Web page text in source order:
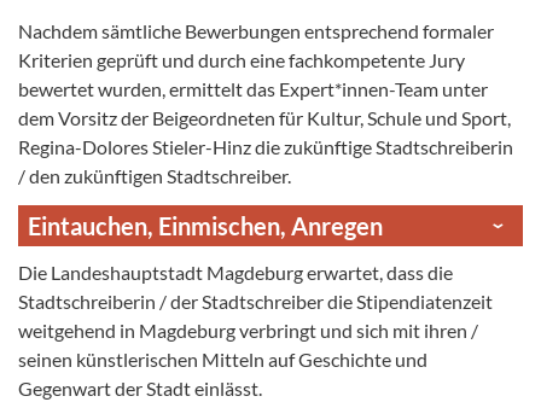
Nachdem sämtliche Bewerbungen entsprechend formaler
Kriterien geprüft und durch eine fachkompetente Jury
bewertet wurden, ermittelt das Expert*innen-Team unter
dem Vorsitz der Beigeordneten für Kultur, Schule und Sport,
Regina-Dolores Stieler-Hinz die zukünftige Stadtschreiberin
/ den zukünftigen Stadtschreiber.
Eintauchen, Einmischen, Anregen
Die Landeshauptstadt Magdeburg erwartet, dass die
Stadtschreiberin / der Stadtschreiber die Stipendiatenzeit
weit­gehend in Magdeburg verbringt und sich mit ihren /
seinen künstlerischen Mitteln auf Geschichte und
Gegenwart der Stadt einlässt.